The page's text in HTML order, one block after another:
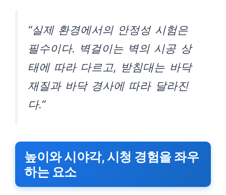
“실제 환경에서의 안정성 시험은
필수이다. 벽걸이는 벽의 시공 상
태에 따라 다르고, 받침대는 바닥
재질과 바닥 경사에 따라 달라진
다.”
높이와 시야각, 시청 경험을 좌우
하는 요소